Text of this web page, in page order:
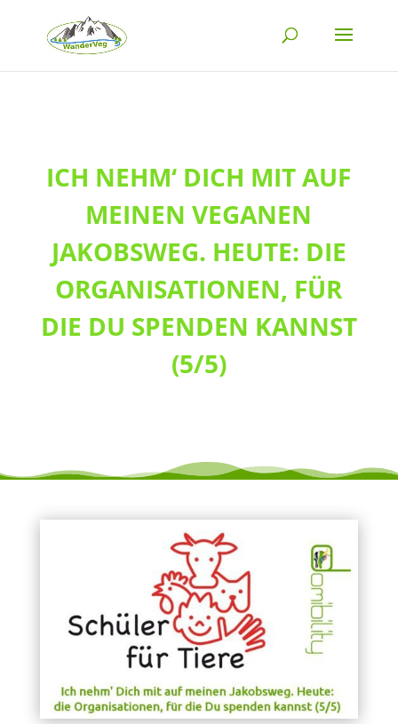
ICH NEHM‘ DICH MIT AUF
MEINEN VEGANEN
JAKOBSWEG. HEUTE: DIE
ORGANISATIONEN, FÜR
DIE DU SPENDEN KANNST
(5/5)